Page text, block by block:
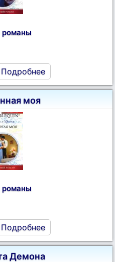
романы
Подробнее
моя
романы
Подробнее
Демона